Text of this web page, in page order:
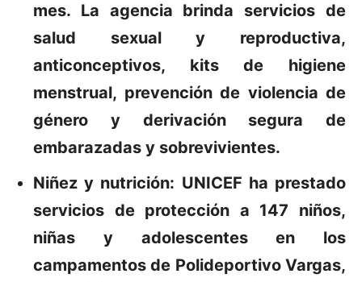
mes. La agencia brinda servicios de
salud sexual y reproductiva,
anticonceptivos, kits de higiene
menstrual, prevención de violencia de
género y derivación segura de
embarazadas y sobrevivientes.
Niñez y nutrición: UNICEF ha prestado
servicios de protección a 147 niños,
niñas y adolescentes en los
campamentos de Polideportivo Vargas,